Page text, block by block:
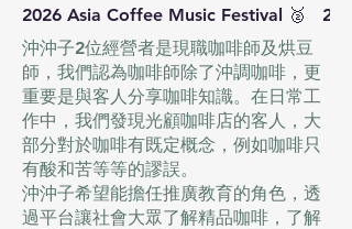
2026 Asia Coffee Music Festival 🥈
沖沖子2位經營者是現職咖啡師及烘豆
師，我們認為咖啡師除了沖調咖啡，更
重要是與客人分享咖啡知識。在日常工
作中，我們發現光顧咖啡店的客人，大
部分對於咖啡有既定概念，例如咖啡只
有酸和苦等等的謬誤。
沖沖子希望能擔任推廣教育的角色，透
過平台讓社會大眾了解精品咖啡，了解